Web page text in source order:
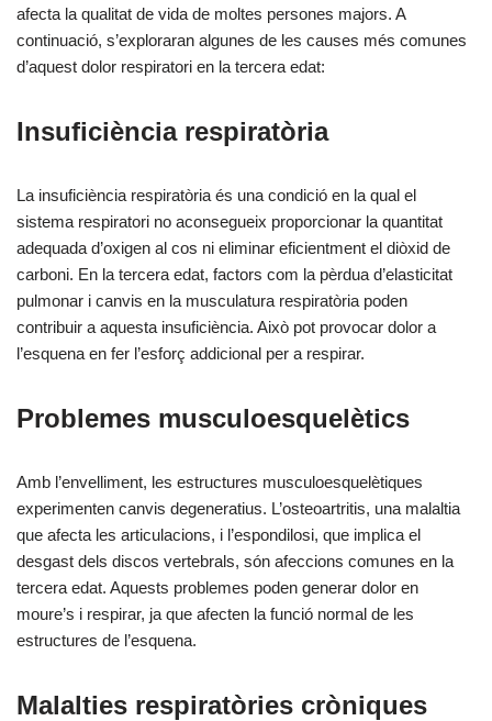
afecta la qualitat de vida de moltes persones majors. A
continuació, s’exploraran algunes de les causes més comunes
d’aquest dolor respiratori en la tercera edat:
Insuficiència respiratòria
La insuficiència respiratòria és una condició en la qual el
sistema respiratori no aconsegueix proporcionar la quantitat
adequada d’oxigen al cos ni eliminar eficientment el diòxid de
carboni. En la tercera edat, factors com la pèrdua d’elasticitat
pulmonar i canvis en la musculatura respiratòria poden
contribuir a aquesta insuficiència. Això pot provocar dolor a
l’esquena en fer l’esforç addicional per a respirar.
Problemes musculoesquelètics
Amb l’envelliment, les estructures musculoesquelètiques
experimenten canvis degeneratius. L’osteoartritis, una malaltia
que afecta les articulacions, i l’espondilosi, que implica el
desgast dels discos vertebrals, són afeccions comunes en la
tercera edat. Aquests problemes poden generar dolor en
moure’s i respirar, ja que afecten la funció normal de les
estructures de l’esquena.
Malalties respiratòries cròniques